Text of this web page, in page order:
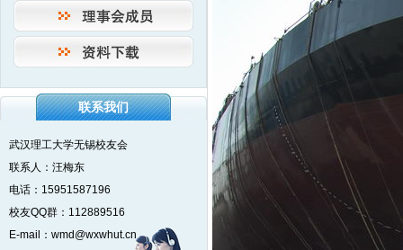
联系我们
武汉理工大学无锡校友会
联系人：汪梅东
电话：15951587196
校友QQ群：112889516
E-mail：wmd@wxwhut.cn